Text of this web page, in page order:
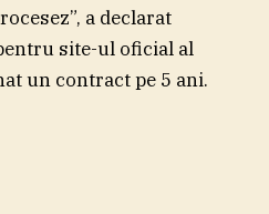
a declarat
site-ul oficial al
un contract pe 5 ani.